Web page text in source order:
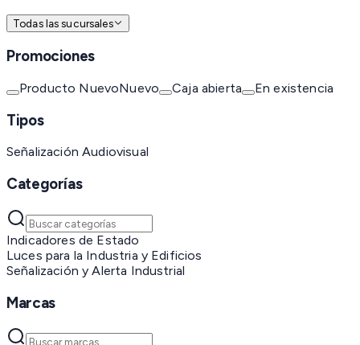
Todas las sucursales
Promociones
Producto NuevoNuevo Caja abierta En existencia
Tipos
Señalización Audiovisual
Categorías
Indicadores de Estado
Luces para la Industria y Edificios
Señalización y Alerta Industrial
Marcas